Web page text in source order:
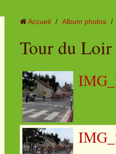
Accueil / Album photos /
Tour du Loir